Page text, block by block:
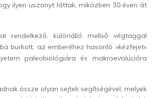
ilyen uszonyt láttak, miközben 30 éven át
rendelkező, különálló mellső végtaggal
burkolt, az emberéhez hasonló »kézfejet«
paleobiológiára és makroevolúcióra
össze olyan sejtek segítségével, melyek